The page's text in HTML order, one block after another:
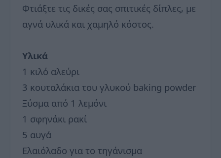
Φτιάξτε τις δικές σας σπιτικές δίπλες, με
αγνά υλικά και χαμηλό κόστος.
Υλικά
1 κιλό αλεύρι
3 κουταλάκια του γλυκού baking powder
Ξύσμα από 1 λεμόνι
1 σφηνάκι ρακί
5 αυγά
Ελαιόλαδο για το τηγάνισμα